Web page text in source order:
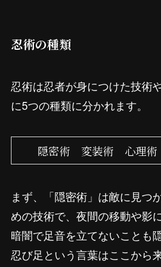
忍術の種類
忍術は忍者が身につけた技術
に5つの種類に分かれます。
隠密術 変装術 心理
まず、「隠密術」は敵に見つ
めの技術で、夜間の移動や影
暗闇で足音を立てないことも
忍び足という言葉はここから